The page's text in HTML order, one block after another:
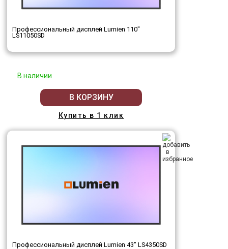
Профессиональный дисплей Lumien 110"
LS11050SD
В наличии
В КОРЗИНУ
Купить в 1 клик
Профессиональный дисплей Lumien 43" LS4350SD